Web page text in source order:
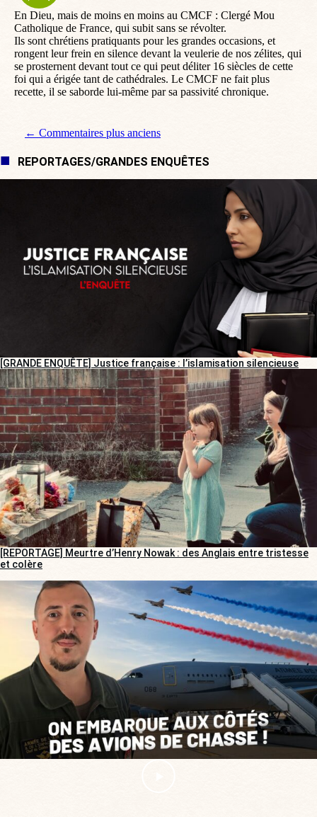
En Dieu, mais de moins en moins au CMCF : Clergé Mou
Catholique de France, qui subit sans se révolter.
Ils sont chrétiens pratiquants pour les grandes occasions, et
rongent leur frein en silence devant la veulerie de nos zélites, qui
se prosternent devant tout ce qui peut déliter 16 siècles de cette
foi qui a érigée tant de cathédrales. Le CMCF ne fait plus
recette, il se saborde lui-même par sa passivité chronique.
Navigation de commentaire
← Commentaires plus anciens
REPORTAGES/GRANDES ENQUÊTES
[GRANDE ENQUÊTE] Justice française : l’islamisation silencieuse
[REPORTAGE] Meurtre d’Henry Nowak : des Anglais entre tristesse
et colère